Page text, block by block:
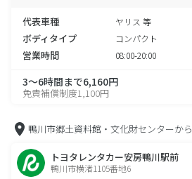
代表車種 ヤリス 等
ボディタイプ コンパクト
営業時間 08:00-20:00
3～6時間まで6,160円
免責補償制度1,100円
鴨川市郷土資料館・文化財センターから
トヨタレンタカー安房鴨川駅前
鴨川市横渚1105番地6